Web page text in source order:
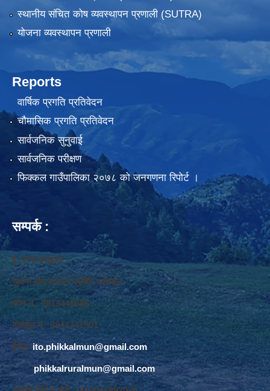
स्थानीय संचित कोष व्यवस्थापन प्रणाली (SUTRA)
योजना व्यवस्थापन प्रणाली
Reports
वार्षिक प्रगति प्रतिवेदन
चौमासिक प्रगति प्रतिवेदन
सार्वजनिक सुनुवाई
सार्वजनिक परीक्षण
फिक्कल गाउँपालिका २०७८ को जनगणना रिपोर्ट ।
सम्पर्क :
ई. नरेश बराइली
सुचना तथा सञ्‍चार प्रविधि अधिकृत
फोन नं. 9813445685
मोवाईल नं. 9843747501
ईमेलःito.phikkalmun@gmail.com
phikkalruralmun@gmail.com